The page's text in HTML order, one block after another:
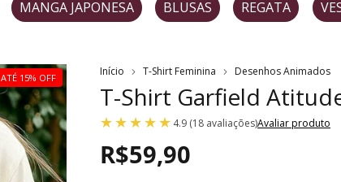
MANGA JAPONESA BLUSAS REGATA
ATÉ 15% OFF Início T-Shirt Feminina Desenhos Animados
T-Shirt Garfield
4.9 (18 avaliações)Avaliar produto
R$59,90